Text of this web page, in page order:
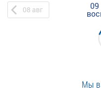
08 авг 09
Мы в